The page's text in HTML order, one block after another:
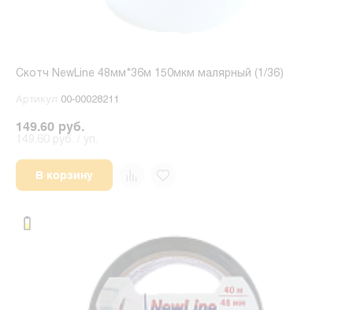
Скотч NewLine 48мм*36м 150мкм малярный (1/36)
Артикул 00-00028211
149.60 руб.
В корзину